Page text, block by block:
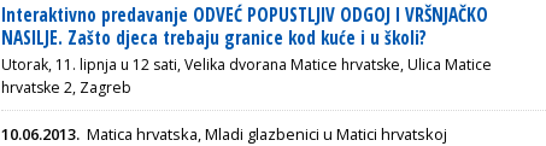
Interaktivno predavanje ODVEĆ POPUSTLJIV ODGOJ I VRŠNJAČKO
NASILJE. Zašto djeca trebaju granice kod kuće i u školi?
Utorak, 11. lipnja u 12 sati, Velika dvorana Matice hrvatske, Ulica Matice
hrvatske 2, Zagreb
10.06.2013. Matica hrvatska, Mladi glazbenici u Matici hrvatskoj